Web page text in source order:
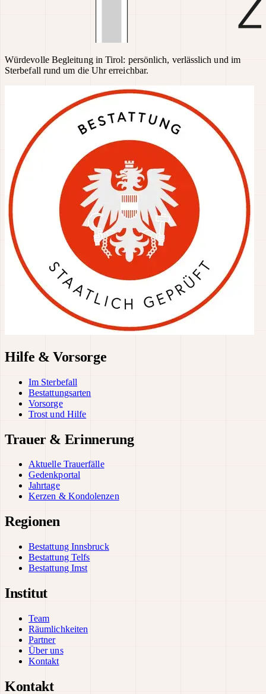
Würdevolle Begleitung in Tirol: persönlich, verlässlich und im
Sterbefall rund um die Uhr erreichbar.
Hilfe & Vorsorge
Im Sterbefall
Bestattungsarten
Vorsorge
Trost und Hilfe
Trauer & Erinnerung
Aktuelle Trauerfälle
Gedenkportal
Jahrtage
Kerzen & Kondolenzen
Regionen
Bestattung Innsbruck
Bestattung Telfs
Bestattung Imst
Institut
Team
Räumlichkeiten
Partner
Über uns
Kontakt
Kontakt